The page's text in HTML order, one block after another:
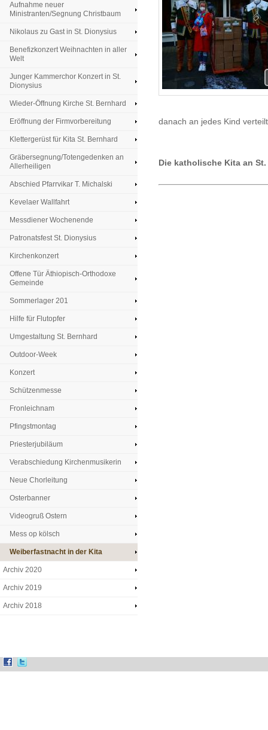
Aufnahme neuer
Ministranten/Segnung Christbaum
Nikolaus zu Gast in St. Dionysius
Benefizkonzert Weihnachten in aller
Welt
Junger Kammerchor Konzert in St.
Dionysius
Wieder-Öffnung Kirche St. Bernhard
Eröffnung der Firmvorbereitung
Klettergerüst für Kita St. Bernhard
Gräbersegnung/Totengedenken an
Allerheiligen
Abschied Pfarrvikar T. Michalski
Kevelaer Wallfahrt
Messdiener Wochenende
Patronatsfest St. Dionysius
Kirchenkonzert
Offene Tür Äthiopisch-Orthodoxe
Gemeinde
Sommerlager 201
Hilfe für Flutopfer
Umgestaltung St. Bernhard
Outdoor-Week
Konzert
Schützenmesse
Fronleichnam
Pfingstmontag
Priesterjubiläum
Verabschiedung Kirchenmusikerin
Neue Chorleitung
Osterbanner
Videogruß Ostern
Mess op kölsch
Weiberfastnacht in der Kita
Archiv 2020
Archiv 2019
Archiv 2018
danach an jedes Kind
Die katholische Kita an